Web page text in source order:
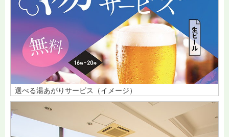
選べる湯あがりサービス（イメージ）